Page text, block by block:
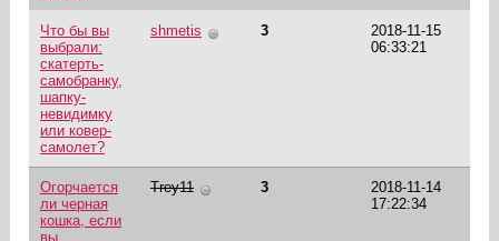
Что бы вы
выбрали:
скатерть-
самобранку,
шапку-
невидимку
или ковер-
самолет?
shmetis 3
2018-11-15
06:33:21
Огорчается
ли черная
кошка, если
вы
Trey11 3
2018-11-14
17:22:34